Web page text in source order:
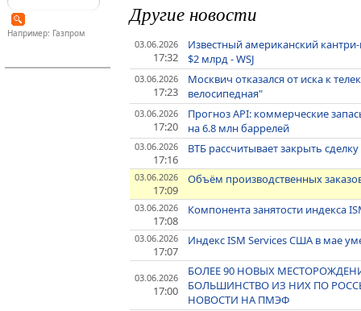
Например: Газпром
Другие новости
03.06.2026
17:32
Известный американский
$2 млрд - WSJ
03.06.2026
17:23
Москвич отказался от иска к
велосипедная"
03.06.2026
17:20
Прогноз API: коммерческие
на 6.8 млн баррелей
03.06.2026
17:16
ВТБ рассчитывает закрыть
03.06.2026
17:09
Объём производственных
03.06.2026
17:08
Компонента занятости индекса
03.06.2026
17:07
Индекс ISM Services США в мае
03.06.2026
17:00
БОЛЕЕ 90 НОВЫХ
БОЛЬШИНСТВО ИЗ НИХ ПО
НОВОСТИ НА ПМЭФ